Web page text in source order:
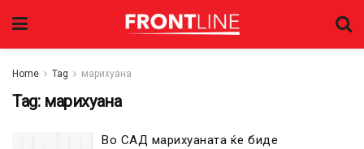
Home Tag марихуана
Tag: марихуана
Во САД марихуаната ќе биде